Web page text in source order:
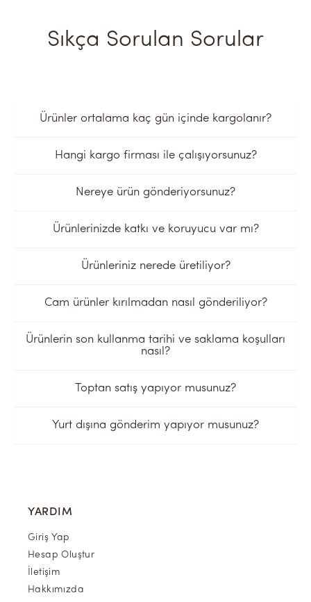
Sıkça Sorulan Sorular
Ürünler ortalama kaç gün içinde kargolanır?
Hangi kargo firması ile çalışıyorsunuz?
Nereye ürün gönderiyorsunuz?
Ürünlerinizde katkı ve koruyucu var mı?
Ürünleriniz nerede üretiliyor?
Cam ürünler kırılmadan nasıl gönderiliyor?
Ürünlerin son kullanma tarihi ve saklama koşulları
nasıl?
Toptan satış yapıyor musunuz?
Yurt dışına gönderim yapıyor musunuz?
YARDIM
Giriş Yap
Hesap Oluştur
İletişim
Hakkımızda